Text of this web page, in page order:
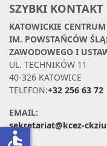
SZYBKI KONTAKT
KATOWICKIE
IM. POWSTAŃCÓW
ZAWODOWEGO I
UL. TECHNIKÓW 11
40-326 KATOWICE
TELEFON:+32 256 63 72
EMAIL:
sekretariat@kcez-
accessible